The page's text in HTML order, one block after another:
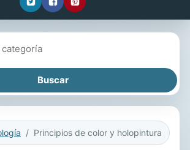
Principios de color y holopintura